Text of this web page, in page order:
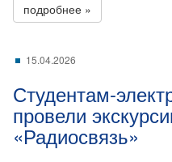
подробнее »
15.04.2026
Студентам-
провели
«Радиосвязь»